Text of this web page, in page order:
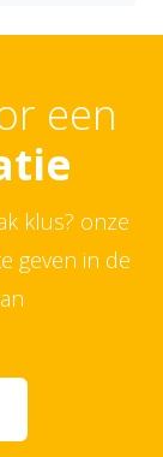
een
klus? onze
geven in de